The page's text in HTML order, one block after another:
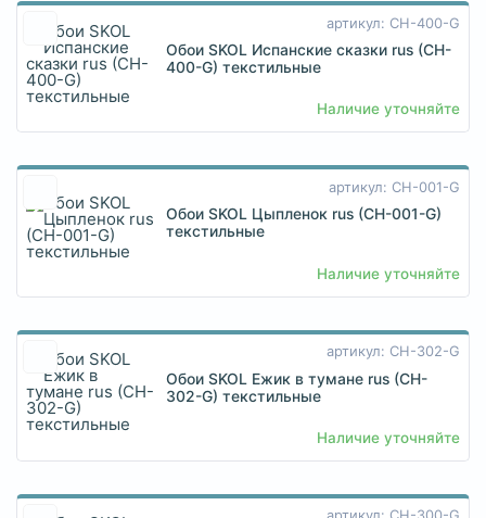
артикул: CH-400-G
Обои SKOL Испанские сказки rus (CH-
400-G) текстильные
Наличие уточняйте
артикул: CH-001-G
Обои SKOL Цыпленок rus (CH-001-G)
текстильные
Наличие уточняйте
артикул: CH-302-G
Обои SKOL Ежик в тумане rus (CH-
302-G) текстильные
Наличие уточняйте